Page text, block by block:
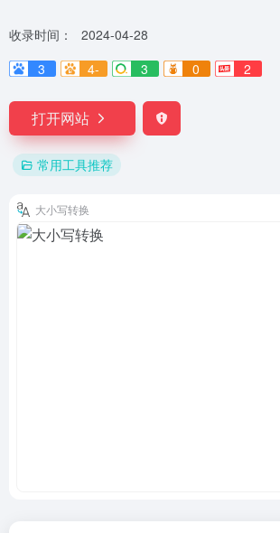
收录时间：
2024-04-28
3
4- 3 0 2
打开网站
常用工具推荐
大小写转换